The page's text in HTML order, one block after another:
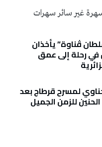
سهرة الخميس 6 اوت 2026 سهرة غير سائر سهرات
ڤناوة” يأخذان
في رحلة إلى عمق
لمسرح قرطاج بعد